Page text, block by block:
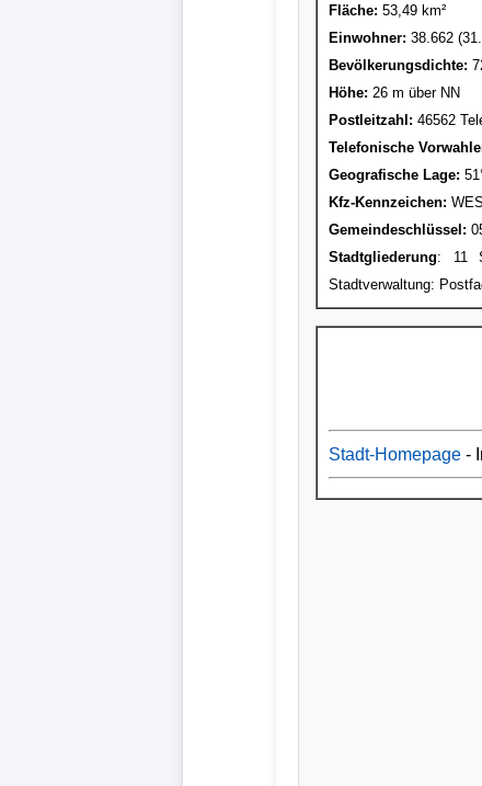
Fläche: 53,49 km²
Einwohner: 38.662
Bevölkerungsdichte:
Höhe: 26 m über NN
Postleitzahl: 46562
Telefonische
Geografische Lage:
Kfz-Kennzeichen: WES
Gemeindeschlüssel:
Stadtgliederung: 11
Stadtverwaltung:
Stadt-Homepage -